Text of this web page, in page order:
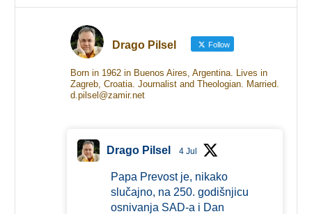
Drago Pilsel Follow
Born in 1962 in Buenos Aires, Argentina. Lives in
Zagreb, Croatia. Journalist and Theologian. Married.
d.pilsel@zamir.net
Drago Pilsel 4 Jul
Papa Prevost je, nikako
slučajno, na 250. godišnjicu
osnivanja SAD-a i Dan